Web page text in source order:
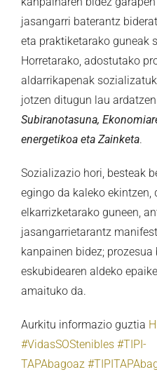
jasangarri baterantz
eta praktiketarako guneak
Horretarako, adostutako
aldarrikapenak
jotzen ditugun lau
Subiranotasuna,
energetikoa eta Zainketa.
Sozializazio hori, besteak
egingo da kaleko ekintzen,
elkarrizketarako guneen,
jasangarrietarantz
kanpainen bidez;
eskubidearen aldeko
amaituko da.
Aurkitu informazio guztia
#VidasSOStenibles #TIPI-
TAPAbagoaz